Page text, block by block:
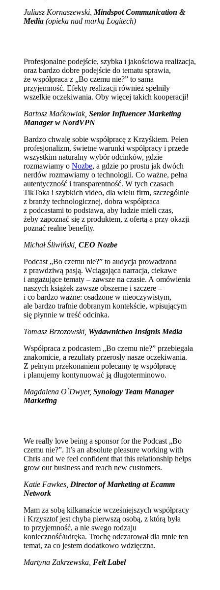
Juliusz Kornaszewski, Mindspot Communication &
Media (opieka nad marką Logitech)
Profesjonalne podejście, szybka i jakościowa realizacja,
oraz bardzo dobre podejście do tematu sprawia,
że współpraca z „Bo czemu nie?” to sama
przyjemność. Efekty realizacji również spełniły
wszelkie oczekiwania. Oby więcej takich kooperacji!
Bartosz Maćkowiak, Senior Influencer Marketing
Manager w NordVPN
Bardzo chwalę sobie współpracę z Krzyśkiem. Pełen
profesjonalizm, świetne warunki współpracy i przede
wszystkim naturalny wybór odcinków, gdzie
rozmawiamy o Nozbe, a gdzie po prostu jak dwóch
nerdów rozmawiamy o technologii. Co ważne, pełna
autentyczność i transparentność. W tych czasach
TikToka i szybkich video, dla wielu firm, szczególnie
z branży technologicznej, dobra współpraca
z podcastami to podstawa, aby ludzie mieli czas,
żeby zapoznać się z produktem, z ofertą a przy okazji
poznać realne benefity.
Michał Śliwiński, CEO Nozbe
Podcast „Bo czemu nie?” to audycja prowadzona
z prawdziwą pasją. Wciągająca narracja, ciekawe
i angażujące tematy – zawsze na czasie. A omówienia
naszych książek zawsze obszerne i szczere –
i co bardzo ważne: osadzone w nieoczywistym,
ale bardzo trafnie dobranym kontekście, wpisującym
się płynnie w treść odcinka.
Tomasz Brzozowski, Wydawnictwo Insignis Media
Współpraca z podcastem „Bo czemu nie?” przebiegała
znakomicie, a rezultaty przerosły nasze oczekiwania.
Z pełnym przekonaniem polecamy tę współpracę
i planujemy kontynuować ją długoterminowo.
Magdalena O`Dwyer, Synology Team Manager
Marketing
We really love being a sponsor for the Podcast „Bo
czemu nie?”. It’s an absolute pleasure working with
Chris and we feel confident that this relationship helps
grow our business and reach new customers.
Katie Fawkes, Director of Marketing at Ecamm
Network
Mam za sobą kilkanaście wcześniejszych współpracy
i Krzysztof jest chyba pierwszą osobą, z którą była
to przyjemność, a nie swego rodzaju
konieczność/udręka. Trochę odczarował dla mnie ten
temat, za co jestem dodatkowo wdzięczna.
Martyna Zakrzewska, Felt Label